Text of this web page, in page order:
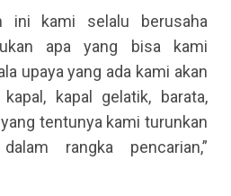
ini kami selalu berusaha
apa yang bisa kami
upaya yang ada kami akan
kapal gelatik, barata,
tentunya kami turunkan
rangka pencarian,”